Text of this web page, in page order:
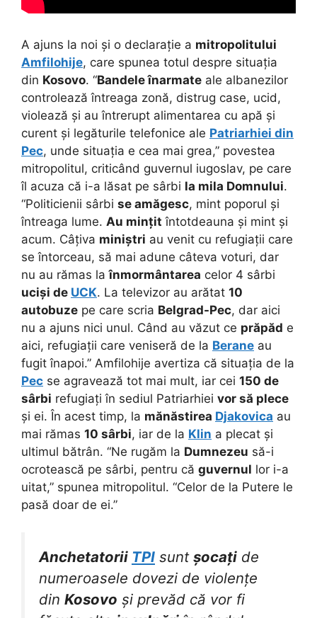
A ajuns la noi și o declarație a mitropolitului
Amfilohije, care spunea totul despre situația
din Kosovo. “Bandele înarmate ale albanezilor
controlează întreaga zonă, distrug case, ucid,
violează și au întrerupt alimentarea cu apă și
curent și legăturile telefonice ale Patriarhiei din
Pec, unde situația e cea mai grea,” povestea
mitropolitul, criticând guvernul iugoslav, pe care
îl acuza că i-a lăsat pe sârbi la mila Domnului.
“Politicienii sârbi se amăgesc, mint poporul și
întreaga lume. Au mințit întotdeauna și mint și
acum. Câțiva miniștri au venit cu refugiații care
se întorceau, să mai adune câteva voturi, dar
nu au rămas laînmormântarea celor 4 sârbi
uciși de UCK. La televizor au arătat 10
autobuze pe care scria Belgrad-Pec, dar aici
nu a ajuns nici unul. Când au văzut ce prăpăd e
aici, refugiații care veniseră de la Berane au
fugit înapoi.” Amfilohije avertiza că situația de la
Pec se agravează tot mai mult, iar cei 150 de
sârbi refugiați în sediul Patriarhiei vor să plece
și ei. În acest timp, la mănăstirea Djakovica au
mai rămas 10 sârbi, iar de la Klin a plecat și
ultimul bătrân. “Ne rugăm la Dumnezeu să-i
ocrotească pe sârbi, pentru că guvernul lor i-a
uitat,” spunea mitropolitul. “Celor de la Putere le
pasă doar de ei.”
Anchetatorii TPI sunt șocați de
numeroasele dovezi de violențe
din Kosovo și prevăd că vor fi